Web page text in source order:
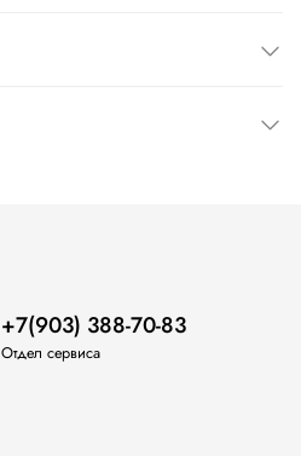
+7(903) 388-70-83
Отдел сервиса